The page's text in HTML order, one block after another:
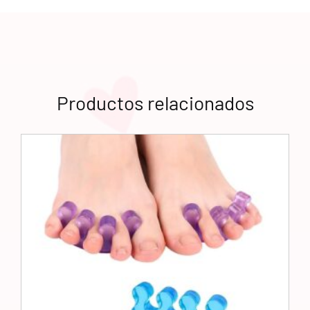
Productos relacionados